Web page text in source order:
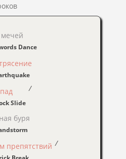
Dance
Slide
/
буря
препятствий /